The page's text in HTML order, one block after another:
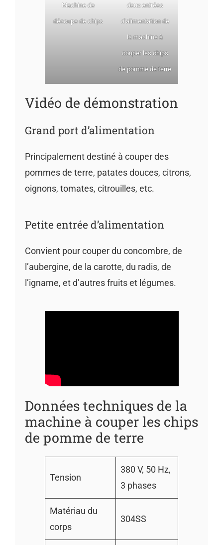
Machine de
découpe de chips
deux entrées
d’alimentation de
la machine à
couper les chips
de pomme de terre
Vidéo de démonstration
Grand port d’alimentation
Principalement destiné à couper des
pommes de terre, patates douces, citrons,
oignons, tomates, citrouilles, etc.
Petite entrée d’alimentation
Convient pour couper du concombre, de
l’aubergine, de la carotte, du radis, de
l’igname, et d’autres fruits et légumes.
Données techniques de la
machine à couper les chips
de pomme de terre
Tension
380 V, 50 Hz,
3 phases
Matériau du
corps
304SS